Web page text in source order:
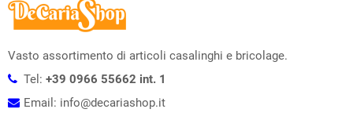
Vasto assortimento di articoli casalinghi e bricolage.
Tel: +39 0966 55662 int. 1
Email: info@decariashop.it